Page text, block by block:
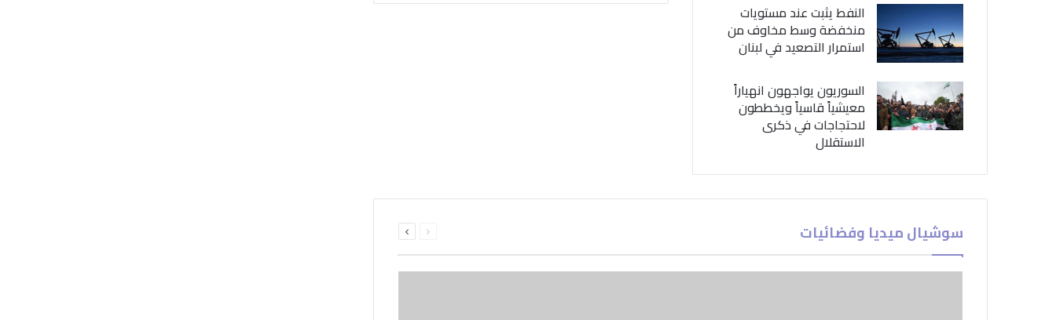
النفط يثبت عند مستويات
منخفضة وسط مخاوف من
استمرار التصعيد في لبنان
السوريون يواجهون انهياراً
معيشياً قاسياً ويخططون
لاحتجاجات في ذكرى
الاستقلال
سوشيال ميديا وفضائيات الصفحةالصفحة